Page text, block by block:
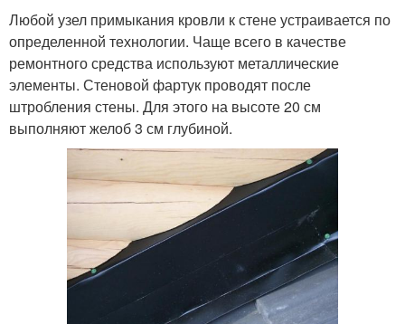
Любой узел примыкания кровли к стене устраивается по
определенной технологии. Чаще всего в качестве
ремонтного средства используют металлические
элементы. Стеновой фартук проводят после
штробления стены. Для этого на высоте 20 см
выполняют желоб 3 см глубиной.